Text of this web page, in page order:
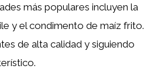
más populares incluyen la
y el condimento de maíz frito.
de alta calidad y siguiendo